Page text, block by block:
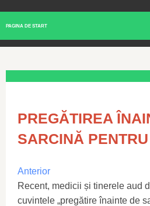
PAGINA DE START
PREGĂTIREA
SARCINĂ
Anterior
Recent, medicii și tinerele aud
cuvintele „pregătire înainte de